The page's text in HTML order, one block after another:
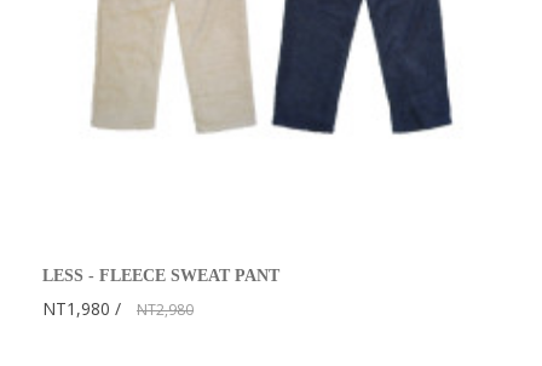
LESS - FLEECE SWEAT PANT
NT1,980 NT2,980